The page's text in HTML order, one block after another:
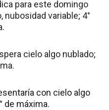
para este domingo
nubosidad variable; 4°
cielo algo nublado;
con cielo algo
de máxima.